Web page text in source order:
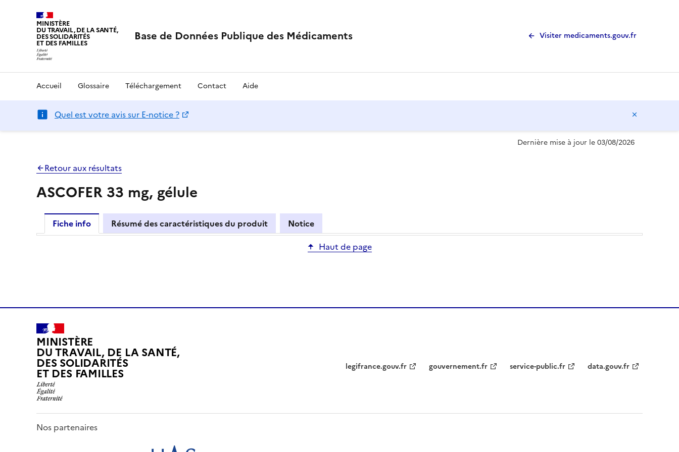
MINISTÈRE
DU TRAVAIL, DE LA SANTÉ,
DES SOLIDARITÉS
ET DES FAMILLES Base de Données Publique des Médicaments Visiter medicaments.gouv.fr
Accueil Glossaire Téléchargement Contact Aide
Quel est votre avis sur E-notice ?
Dernière mise à jour le 03/08/2026
Retour aux résultats
ASCOFER 33 mg, gélule
Fiche info Résumé des caractéristiques du produit
Notice
Haut de page
MINISTÈRE
DU TRAVAIL, DE LA SANTÉ,
DES SOLIDARITÉS
ET DES FAMILLES legifrance.gouv.fr gouvernement.fr service-public.fr data.gouv.fr
Nos partenaires